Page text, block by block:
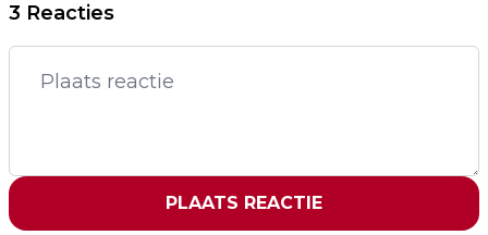
3 Reacties
PLAATS REACTIE